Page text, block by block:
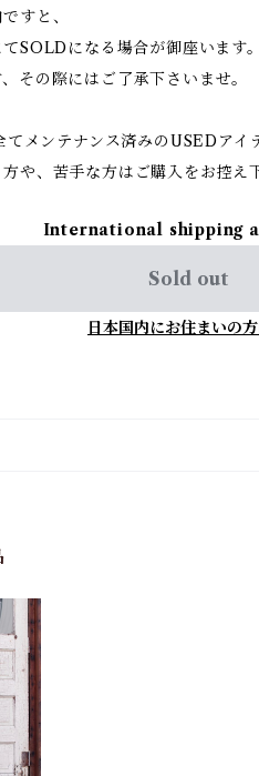
すと、
SOLDになる場合が御座います。
その際にはご了承下さいませ。
メンテナンス済みのUSEDアイ
や、苦手な方はご購入をお控え
International shipping
Sold out
日本国内にお住まいの